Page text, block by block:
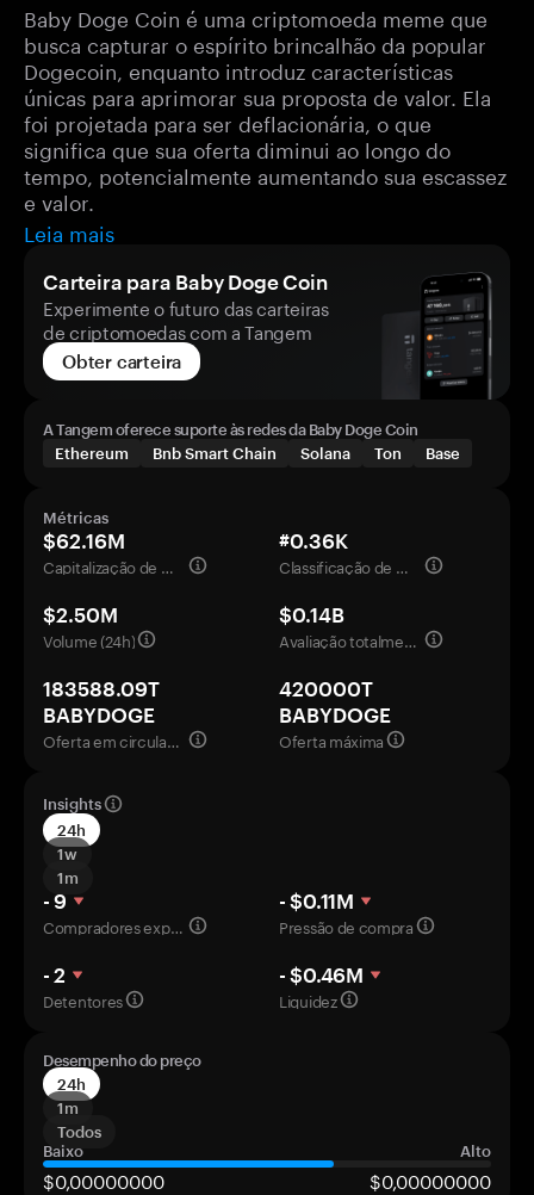
Baby Doge Coin é uma criptomoeda meme que
busca capturar o espírito brincalhão da popular
Dogecoin, enquanto introduz características
únicas para aprimorar sua proposta de valor. Ela
foi projetada para ser deflacionária, o que
significa que sua oferta diminui ao longo do
tempo, potencialmente aumentando sua escassez
e valor.
Leia mais
Carteira para Baby Doge Coin
Experimente o futuro das carteiras
de criptomoedas com a Tangem
Obter carteira
A Tangem oferece suporte às redes da Baby Doge Coin
Ethereum
Bnb Smart Chain Solana Ton Base
Métricas
$62.16M
Capitalização de mercado
#0.36K
Classificação de mercado
$2.50M
Volume (24h)
$0.14B
Avaliação totalmente diluída
183588.09T
BABYDOGE
Oferta em circulação
420000T
BABYDOGE
Oferta máxima
Insights
24h
1w
1m
- 9
Compradores experientes
- $0.11M
Pressão de compra
- 2
Detentores
- $0.46M
Liquidez
Desempenho do preço
24h
1m
Todos
Baixo
Alto
$0,00000000 $0,00000000